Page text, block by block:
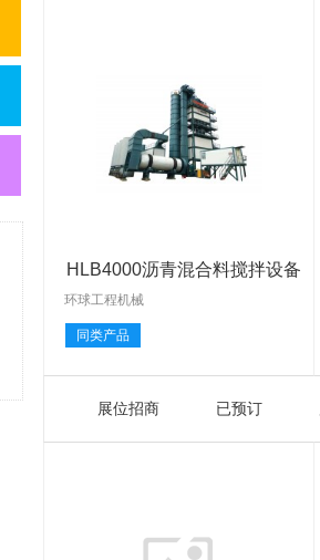
HLB4000沥青混合料搅拌设备
环球工程机械
同类产品
展位招商 已预订